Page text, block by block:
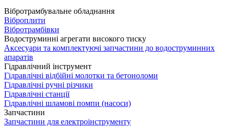
Вібротрамбувальне обладнання
Віброплити
Вібротрамбівки
Водоструминні агрегати високого тиску
Аксесуари та комплектуючі запчастини до водоструминних
апаратів
Гідравлічний інструмент
Гідравлічні відбійні молотки та бетоноломи
Гідравлічні ручні різчики
Гідравлічні станції
Гідравлічні шламові помпи (насоси)
Запчастини
Запчастини для електроінструменту